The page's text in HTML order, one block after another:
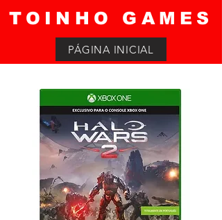
TOINHO GAMES
PÁGINA INICIAL